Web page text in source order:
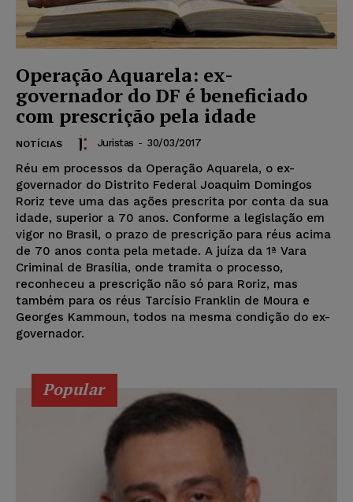
Operação Aquarela: ex-
governador do DF é beneficiado
com prescrição pela idade
NOTÍCIAS Juristas - 30/03/2017
Réu em processos da Operação Aquarela, o ex-
governador do Distrito Federal Joaquim Domingos
Roriz teve uma das ações prescrita por conta da sua
idade, superior a 70 anos. Conforme a legislação em
vigor no Brasil, o prazo de prescrição para réus acima
de 70 anos conta pela metade. A juíza da 1ª Vara
Criminal de Brasília, onde tramita o processo,
reconheceu a prescrição não só para Roriz, mas
também para os réus Tarcísio Franklin de Moura e
Georges Kammoun, todos na mesma condição do ex-
governador.
Popular